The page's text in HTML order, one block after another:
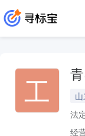
工
法
经